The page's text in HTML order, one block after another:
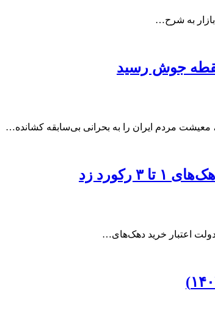
نقطه جوش رسید
مردم ایران را به بحرانی بی‌سابقه کشانده…